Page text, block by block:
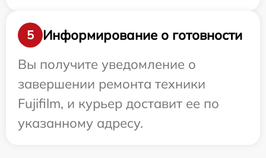
5
Информирование о готовности
Вы получите уведомление о
завершении ремонта техники
Fujifilm, и курьер доставит ее по
указанному адресу.